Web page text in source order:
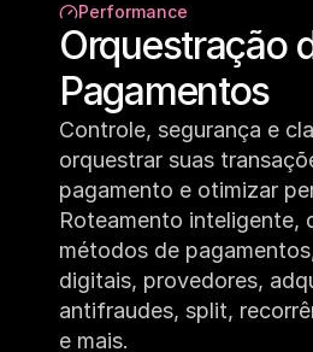
Performance
Orquestração
Pagamentos
Controle, segurança e
orquestrar suas
pagamento e otimizar
Roteamento inteligente,
métodos de
digitais, provedores,
antifraudes, split,
e mais.